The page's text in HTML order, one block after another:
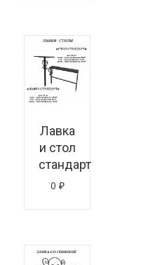
Лавка
и стол
стандарт
0 ₽